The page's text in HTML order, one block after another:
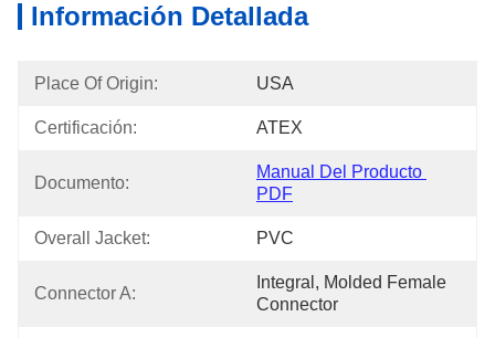
Información Detallada
Place Of Origin: USA
Certificación: ATEX
Documento:
Manual Del Producto
PDF
Overall Jacket: PVC
Connector A:
Integral, Molded Female
Connector